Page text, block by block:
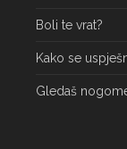
Boli te vrat?
Kako se
Gledaš